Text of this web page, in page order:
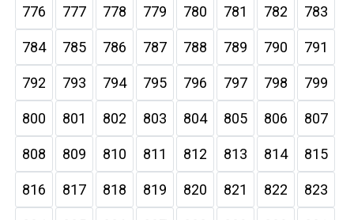
776 777 778 779 780 781 782 783
784 785 786 787 788 789 790 791
792 793 794 795 796 797 798 799
800 801 802 803 804 805 806 807
808 809 810 811 812 813 814 815
816 817 818 819 820 821 822 823